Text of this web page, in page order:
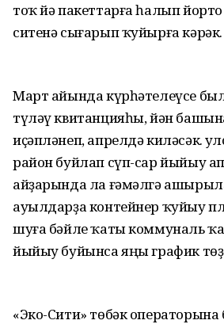
тоҡ йә пакеттарға һалып
ситенә сығарып ҡуйырға кәрәк.
Март айында күрһәтелеүсе
түләү квитанцияһы, йән
иҫәпләнеп, апрелдә киләсәк.
район буйлап сүп-сар йыйыу
айҙарында ла ғәмәлгә
ауылдарҙа контейнер ҡуйыу
шуға бәйле ҡаты коммуналь
йыйыу буйынса яңы график
«Эко-Сити» төбәк операторына